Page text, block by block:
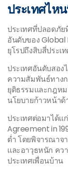
ประเทศไห
ประเทศที่ปลอดภั
อันดับของ Global
ยุโรปถึงสิบสี่ประเ
ประเทศอันดับสอ
ความสัมพันธ์ทาง
ยุติธรรมและกฎห
นโยบายก้าวหน้าด้
ประเทศต่อมาได้แ
Agreement in
ต่ำ โดยพิจารณาจ
และอาวุธหนัก คว
ประเทศเพื่อนบ้าน